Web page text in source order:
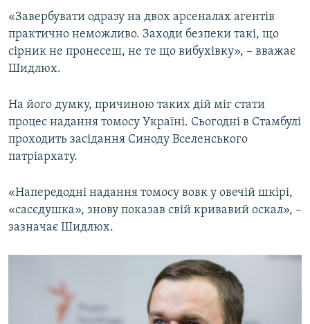
«Завербувати одразу на двох арсеналах агентів
практично неможливо. Заходи безпеки такі, що
сірник не пронесеш, не те що вибухівку», – вважає
Шидлюх.
На його думку, причиною таких дій міг стати
процес надання томосу Україні. Сьогодні в Стамбулі
проходить засідання Синоду Вселенського
патріархату.
«Напередодні надання томосу вовк у овечій шкірі,
«сасєдушка», знову показав свій кривавий оскал», –
зазначає Шидлюх.